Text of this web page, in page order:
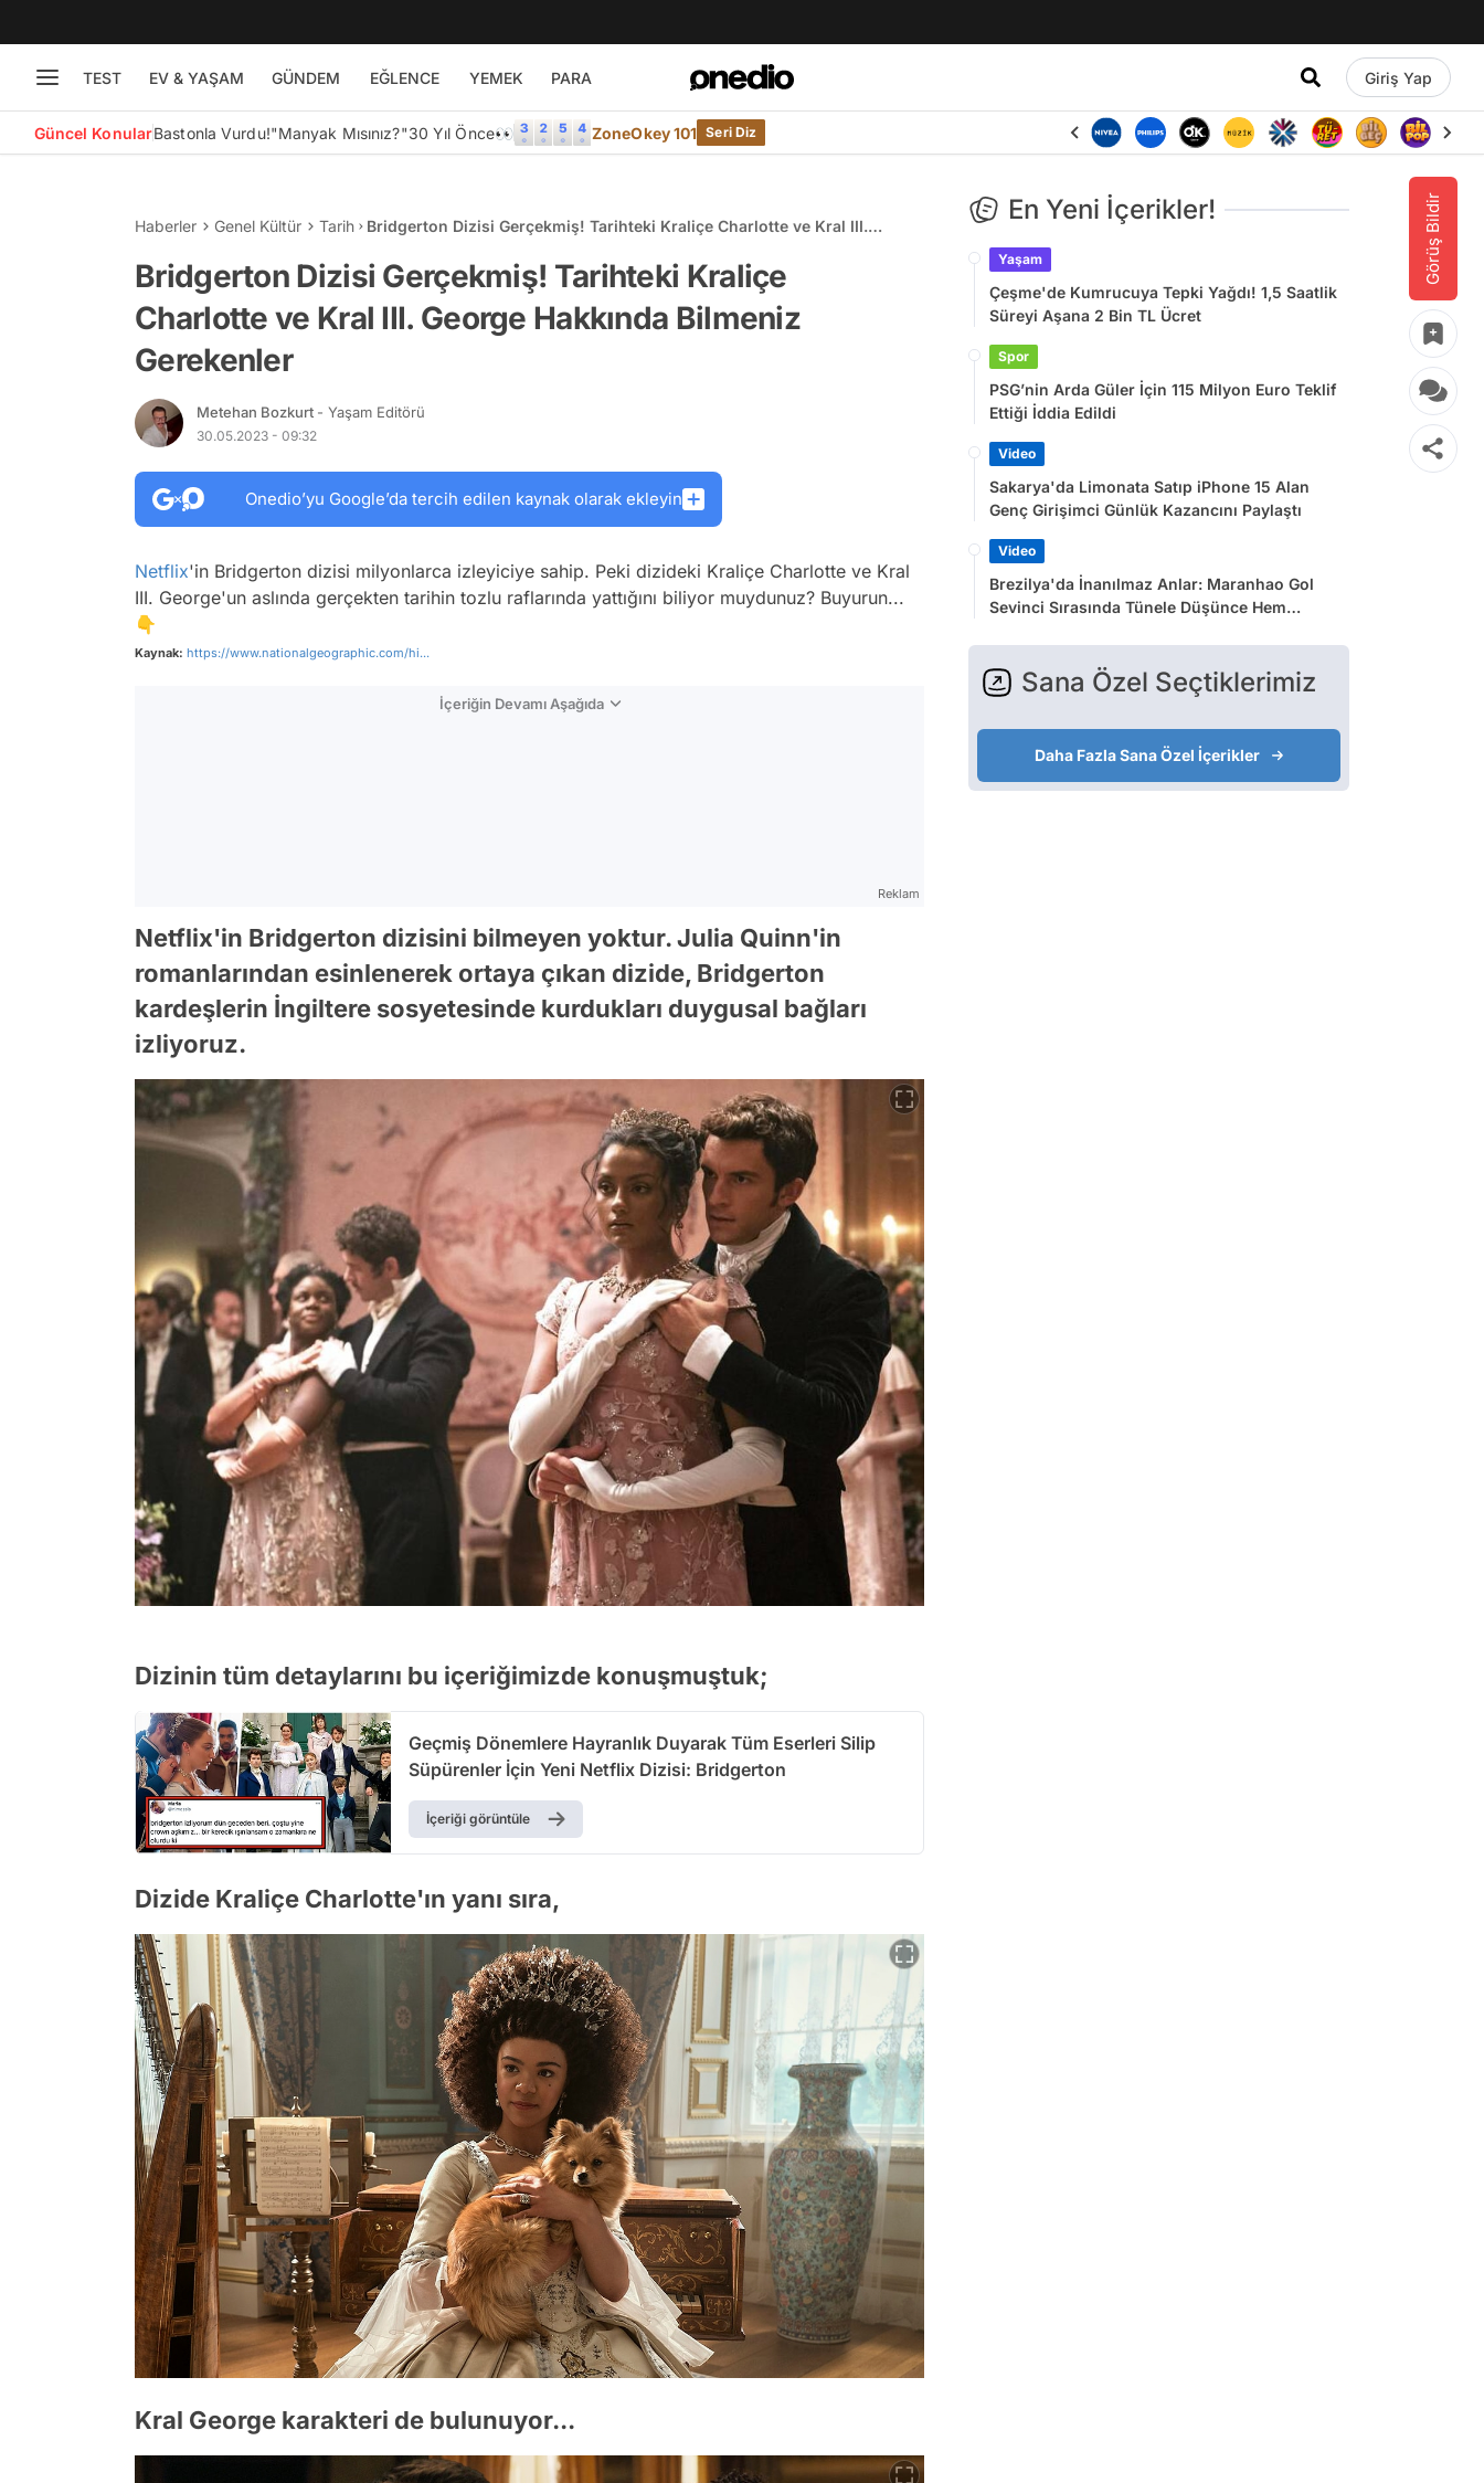
TEST EV & YAŞAM GÜNDEM EĞLENCE YEMEK PARA Giriş Yap
Güncel KonularBastonla Vurdu!"Manyak Mısınız?"30 Yıl Önce👀 ZoneOkey 101 Seri Diz
Görüş Bildir
Haberler Genel Kültür Tarih
Bridgerton Dizisi Gerçekmiş! Tarihteki Kraliçe Charlotte ve Kral III.
Bridgerton Dizisi Gerçekmiş! Tarihteki Kraliçe
Charlotte ve Kral III. George Hakkında Bilmeniz
Gerekenler
Metehan Bozkurt - Yaşam Editörü
30.05.2023 - 09:32
Onedio’yu Google’da tercih edilen kaynak olarak ekleyin
Netflix'in Bridgerton dizisi milyonlarca izleyiciye sahip. Peki dizideki Kraliçe Charlotte ve Kral
III. George'un aslında gerçekten tarihin tozlu raflarında yattığını biliyor muydunuz? Buyurun...
👇
Kaynak: https://www.nationalgeographic.com/hi...
İçeriğin Devamı Aşağıda
Reklam
Netflix'in Bridgerton dizisini bilmeyen yoktur. Julia Quinn'in
romanlarından esinlenerek ortaya çıkan dizide, Bridgerton
kardeşlerin İngiltere sosyetesinde kurdukları duygusal bağları
izliyoruz.
Dizinin tüm detaylarını bu içeriğimizde konuşmuştuk;
Geçmiş Dönemlere Hayranlık Duyarak Tüm Eserleri Silip
Süpürenler İçin Yeni Netflix Dizisi: Bridgerton
İçeriği görüntüle
Dizide Kraliçe Charlotte'ın yanı sıra,
Kral George karakteri de bulunuyor...
En Yeni İçerikler!
Yaşam
Çeşme'de Kumrucuya Tepki Yağdı! 1,5 Saatlik
Süreyi Aşana 2 Bin TL Ücret
Spor
PSG’nin Arda Güler İçin 115 Milyon Euro Teklif
Ettiği İddia Edildi
Video
Sakarya'da Limonata Satıp iPhone 15 Alan
Genç Girişimci Günlük Kazancını Paylaştı
Video
Brezilya'da İnanılmaz Anlar: Maranhao Gol
Sevinci Sırasında Tünele Düşünce Hem
Sana Özel Seçtiklerimiz
Daha Fazla Sana Özel İçerikler